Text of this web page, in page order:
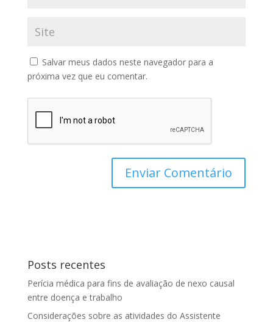
Salvar meus dados neste navegador para a
próxima vez que eu comentar.
Posts recentes
Perícia médica para fins de avaliação de nexo causal
entre doença e trabalho
Considerações sobre as atividades do Assistente